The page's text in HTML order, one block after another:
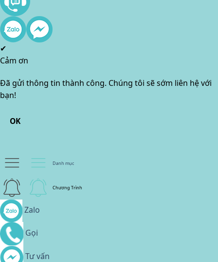
✔
Cảm ơn
Đã gửi thông tin thành công. Chúng tôi sẽ sớm liên hệ với
bạn!
OK
Danh mục
Chương Trình
Zalo
Gọi
Tư vấn